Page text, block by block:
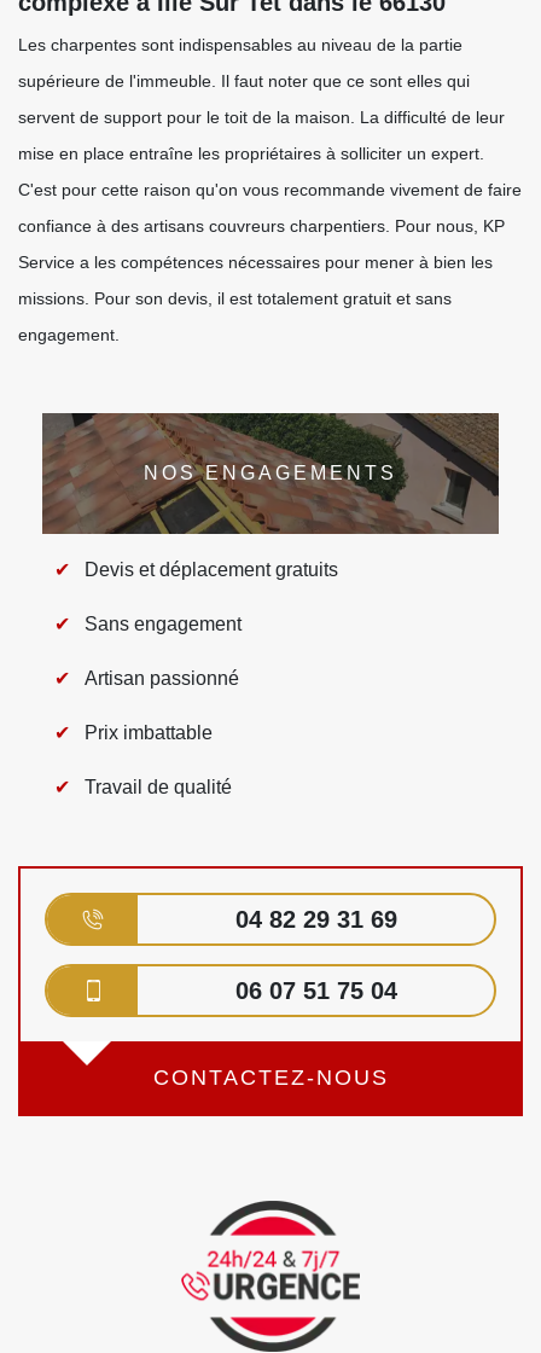
Les charpentes sont indispensables au niveau de la partie
supérieure de l'immeuble. Il faut noter que ce sont elles qui
servent de support pour le toit de la maison. La difficulté de leur
mise en place entraîne les propriétaires à solliciter un expert.
C'est pour cette raison qu'on vous recommande vivement de faire
confiance à des artisans couvreurs charpentiers. Pour nous, KP
Service a les compétences nécessaires pour mener à bien les
missions. Pour son devis, il est totalement gratuit et sans
engagement.
NOS ENGAGEMENTS
Devis et déplacement gratuits
Sans engagement
Artisan passionné
Prix imbattable
Travail de qualité
04 82 29 31 69
06 07 51 75 04
CONTACTEZ-NOUS